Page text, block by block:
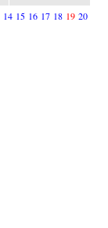
14 15 16 17 18 19 20